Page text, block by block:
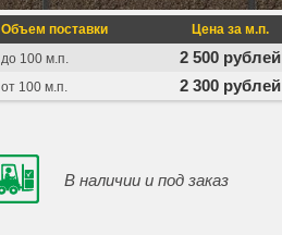
Объем поставки
Цена за м.п.
до 100 м.п.
2 500 рублей
от 100 м.п. 2 300 рублей
В наличии и под заказ